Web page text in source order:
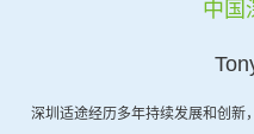
中国
深圳适途经历多年持续发展和创新